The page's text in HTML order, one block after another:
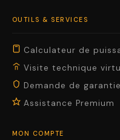
OUTILS & SERVICES
Calculateur de
Visite technique
Demande de garantie
Assistance Premium
MON COMPTE